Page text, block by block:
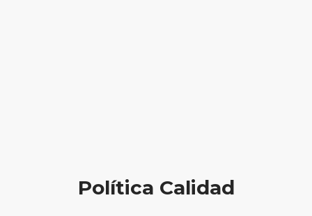
NUESTROS PRODUCTOSPolítica Calidad